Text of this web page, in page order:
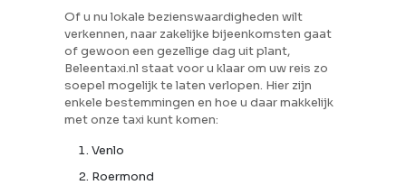
Of u nu lokale bezienswaardigheden wilt
verkennen, naar zakelijke bijeenkomsten gaat
of gewoon een gezellige dag uit plant,
Beleentaxi.nl staat voor u klaar om uw reis zo
soepel mogelijk te laten verlopen. Hier zijn
enkele bestemmingen en hoe u daar makkelijk
met onze taxi kunt komen:
Venlo
Roermond